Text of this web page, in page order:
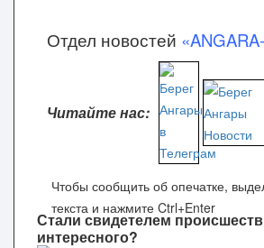
Отдел новостей
Читайте нас:
Стали свидетелем
интересного?
Чтобы сообщить об опечатке,
текста и нажмите Ctrl+Enter